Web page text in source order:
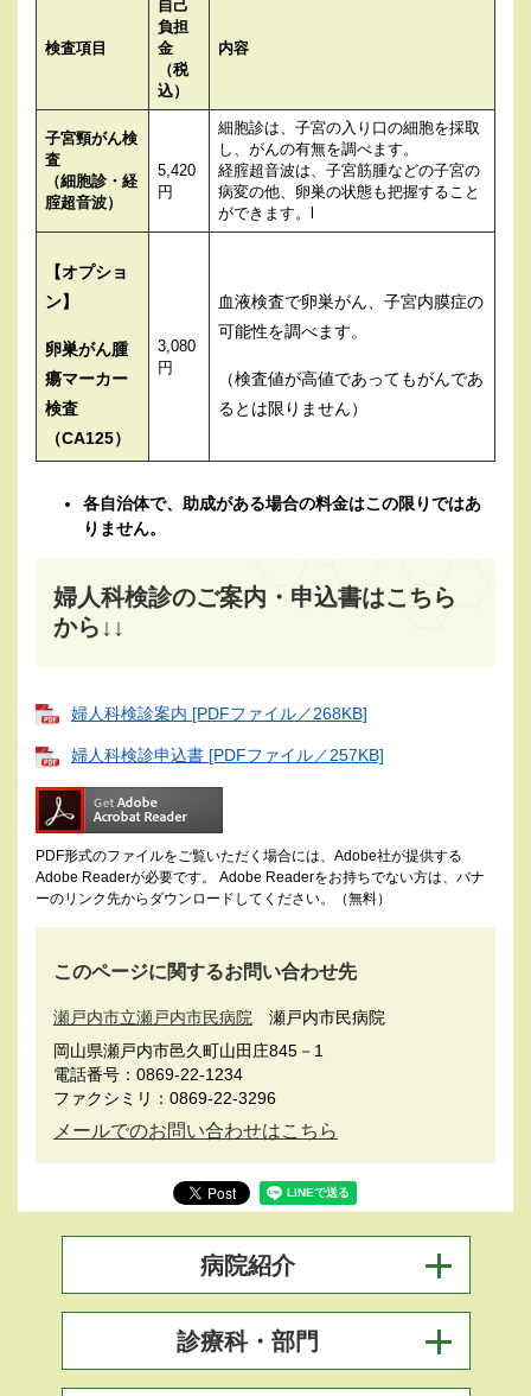
検査項目
自己
負担
金
（税
込）
内容
子宮頸がん検
査
（細胞診・経
腟超音波）
5,420
円
細胞診は、子宮の入り口の細胞を採取
し、がんの有無を調べます。
経腟超音波は、子宮筋腫などの子宮の
病変の他、卵巣の状態も把握すること
ができます。l
【オプショ
ン】
卵巣がん腫
瘍マーカー
検査
（CA125）
3,080
円
血液検査で卵巣がん、子宮内膜症の
可能性を調べます。
（検査値が高値であってもがんであ
るとは限りません）
各自治体で、助成がある場合の料金はこの限りではあ
りません。
婦人科検診のご案内・申込書はこちら
から↓↓
婦人科検診案内 [PDFファイル／268KB]
婦人科検診申込書 [PDFファイル／257KB]
PDF形式のファイルをご覧いただく場合には、Adobe社が提供する
Adobe Readerが必要です。
Adobe Readerをお持ちでない方は、バナ
ーのリンク先からダウンロードしてください。（無料）
このページに関するお問い合わせ先
瀬戸内市立瀬戸内市民病院
瀬戸内市民病院
岡山県瀬戸内市邑久町山田庄845－1
電話番号：0869-22-1234
ファクシミリ：0869-22-3296
メールでのお問い合わせはこちら
病院紹介
診療科・部門